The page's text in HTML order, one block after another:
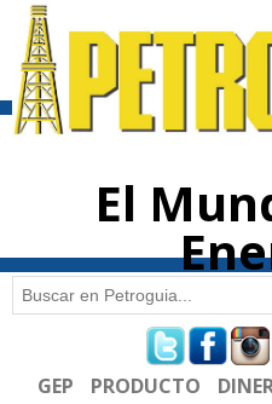
El
Formulario de
Buscar
GEP PRODUCTO